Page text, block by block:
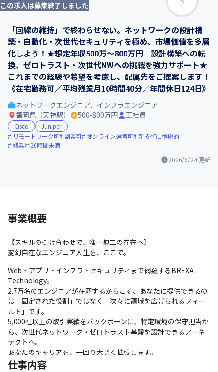
この求人は募集終了しました
「回線の維持」で終わらせない。ネットワークの設計構
築・自動化・次世代セキュリティを極め、市場価値を多層
化しよう！★想定年収500万〜800万円｜設計構築への転
換、ゼロトラスト・次世代NWへの挑戦を強力サポート★
これまでの経験や希望を考慮し、配属先をご提案します！
《在宅勤務可／平均残業月10時間40分／年間休日124日》
2026/6/24 更新
ネットワークエンジニア、インフラエンジニア
福岡県（天神駅）
500-800万円 正社員
Cisco
Juniper
リモートワーク可
副業可 オンライン選考可 新技術に積極的
残業月20時間未満
事業概要
【スキルの掛け合わせで、唯一無二の存在へ】
変幻自在なエンジニア人生を、ここで。
Web・アプリ・インフラ・セキュリティまで網羅するBREXA
Technology。
2.7万名のエンジニアが在籍するからこそ、あなたに提供できるの
は「固定された役割」ではなく「次々に領域を広げられるフィー
ルド」です。
5,000社以上の取引実績をバックボーンに、特定環境の保守担当か
ら、次世代ネットワーク・ゼロトラスト基盤を設計できるアーキ
テクトへ。
あなたのキャリアを、一回り大きく拡張します。
仕事内容